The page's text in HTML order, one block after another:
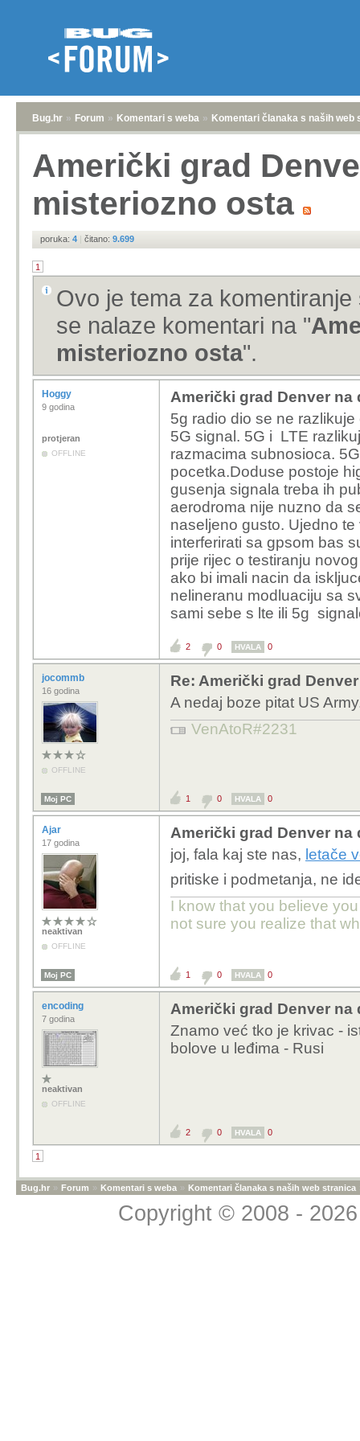
Bug.hr » Forum » Komentari s weba » Komentari članaka s naših web
Američki grad
misteriozno osta
poruka: 4 | čitano: 9.699
1
Ovo je tema za
se nalaze komentari na "
misteriozno osta".
Hoggy
9 godina
protjeran
OFFLINE
Američki grad Denver
5g radio dio se ne
5G signal. 5G i LTE
razmacima subnosioca.
pocetka.Doduse postoje
gusenja signala treba ih
aerodroma nije nuzno da
naseljeno gusto. Ujedno
interferirati sa gpsom bas
prije rijec o testiranju
ako bi imali nacin da
nelineranu modluaciju sa
sami sebe s lte ili 5g
2 0 HVALA 0
jocommb
16 godina
OFFLINE
Re: Američki grad
A nedaj boze pitat US
VenAtoR#2231
Moj PC 1 0 HVALA 0
Ajar
17 godina
neaktivan
OFFLINE
Američki grad Denver
joj, fala kaj ste nas, letače
pritiske i podmetanja, ne
I know that you believe
not sure you realize that
Moj PC 1 0 HVALA 0
encoding
7 godina
neaktivan
OFFLINE
Američki grad Denver
Znamo već tko je krivac -
bolove u leđima - Rusi
2 0 HVALA 0
1
Bug.hr » Forum » Komentari s weba » Komentari članaka s naših web stranica
Copyright © 2008 -